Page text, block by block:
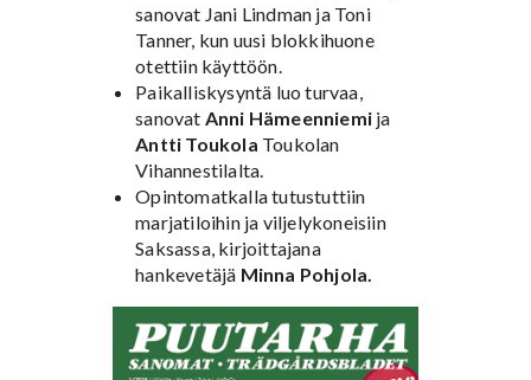
sanovat Jani Lindman ja Toni
Tanner, kun uusi blokkihuone
otettiin käyttöön.
Paikalliskysyntä luo turvaa,
sanovat Anni Hämeenniemi ja
Antti Toukola Toukolan
Vihannestilalta.
Opintomatkalla tutustuttiin
marjatiloihin ja viljelykoneisiin
Saksassa, kirjoittajana
hankevetäjä Minna Pohjola.